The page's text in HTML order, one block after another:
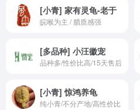
[小青] 家有灵龟-老于
皖喉为主 / 腊质感强
[多品种] 小汪徽宠
品种多/性价比高/15天售后
[小青] 惊鸿养龟
纯小青/不分产地/高性价比